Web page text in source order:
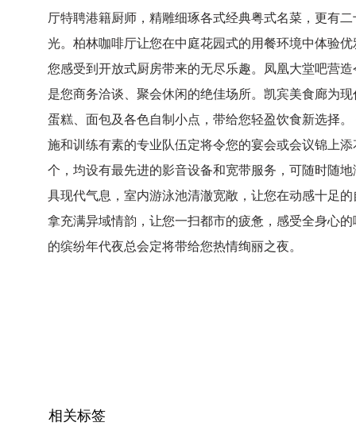
厅特聘港籍厨师，精雕细琢各式经典粤式名菜，更有
光。柏林咖啡厅让您在中庭花园式的用餐环境中体验
您感受到开放式厨房带来的无尽乐趣。凤凰大堂吧营
是您商务洽谈、聚会休闲的绝佳场所。凯宾美食廊为
蛋糕、面包及各色自制小点，带给您轻盈饮食新选择
施和训练有素的专业队伍定将令您的宴会或会议锦上
个，均设有最先进的影音设备和宽带服务，可随时随
具现代气息，室内游泳池清澈宽敞，让您在动感十足
拿充满异域情韵，让您一扫都市的疲惫，感受全身心
的缤纷年代夜总会定将带给您热情绚丽之夜。
相关标签